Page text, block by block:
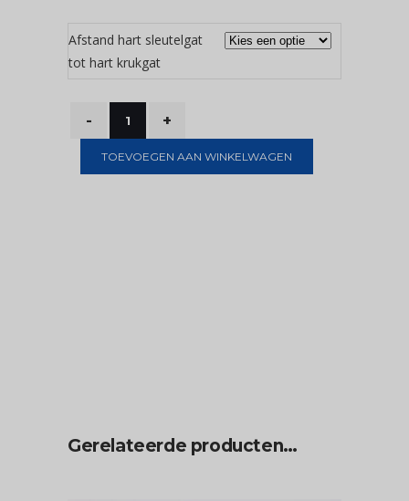
Afstand hart sleutelgat
tot hart krukgat
TOEVOEGEN AAN WINKELWAGEN
Gerelateerde producten…